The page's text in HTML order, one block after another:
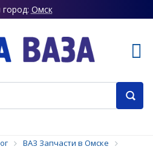
Омск
ВАЗ Запчасти в Омске